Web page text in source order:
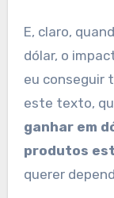
E, claro,
dólar, o
eu conseguir
este texto,
ganhar em
produtos
querer